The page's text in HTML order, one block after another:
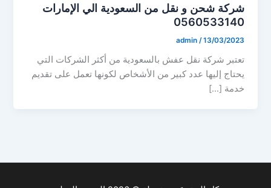
شركة شحن و نقل من السعودية الي الإمارات
0560533140
admin /13/03/2023
تعتبر شركة نقل عفش بالسعودية من أكثر الشركات التي
يحتاج إليها عدد كبير من الأشخاص لكونها تعمل على تقديم
خدمة […]